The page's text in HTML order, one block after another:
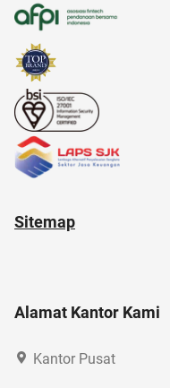
Ambassador
Sitemap
Alamat Kantor Kami
Kantor Pusat